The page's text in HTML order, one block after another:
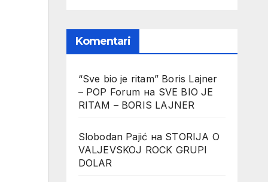
Komentari
“Sve bio je ritam” Boris Lajner
– POP Forum на SVE BIO JE
RITAM – BORIS LAJNER
Slobodan Pajić на STORIJA O
VALJEVSKOJ ROCK GRUPI
DOLAR